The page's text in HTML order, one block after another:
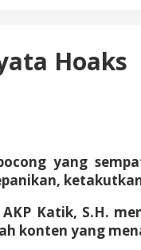
Hoaks
yang
Katik, S.H.
konten yang